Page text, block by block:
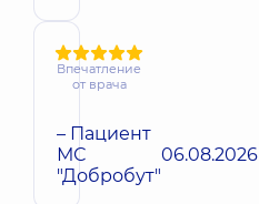
Впечатление
от врача
– Пациент
МС
"Добробут"
06.08.2026